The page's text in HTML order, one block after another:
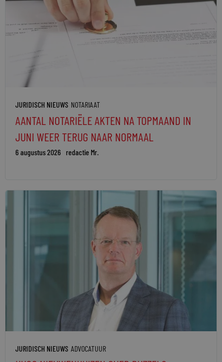
JURIDISCH NIEUWS NOTARIAAT
AANTAL NOTARIËLE AKTEN NA TOPMAAND IN
JUNI WEER TERUG NAAR NORMAAL
6 augustus 2026 redactie Mr.
JURIDISCH NIEUWS ADVOCATUUR